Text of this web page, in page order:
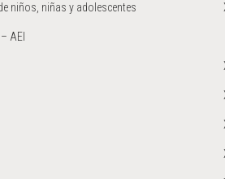
niños, niñas y adolescentes
AEI